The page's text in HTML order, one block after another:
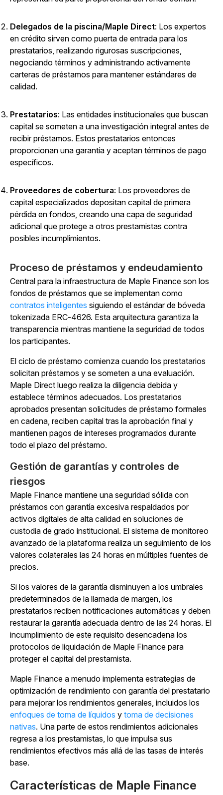
Delegados de la piscina/Maple Direct: Los expertos
en crédito sirven como puerta de entrada para los
prestatarios, realizando rigurosas suscripciones,
negociando términos y administrando activamente
carteras de préstamos para mantener estándares de
calidad.
Prestatarios: Las entidades institucionales que buscan
capital se someten a una investigación integral antes de
recibir préstamos. Estos prestatarios entonces
proporcionan una garantía y aceptan términos de pago
específicos.
Proveedores de cobertura: Los proveedores de
capital especializados depositan capital de primera
pérdida en fondos, creando una capa de seguridad
adicional que protege a otros prestamistas contra
posibles incumplimientos.
Proceso de préstamos y endeudamiento
Central para la infraestructura de Maple Finance son los
fondos de préstamos que se implementan como
contratos inteligentes siguiendo el estándar de bóveda
tokenizada ERC-4626. Esta arquitectura garantiza la
transparencia mientras mantiene la seguridad de todos
los participantes.
El ciclo de préstamo comienza cuando los prestatarios
solicitan préstamos y se someten a una evaluación.
Maple Direct luego realiza la diligencia debida y
establece términos adecuados. Los prestatarios
aprobados presentan solicitudes de préstamo formales
en cadena, reciben capital tras la aprobación final y
mantienen pagos de intereses programados durante
todo el plazo del préstamo.
Gestión de garantías y controles de
riesgos
Maple Finance mantiene una seguridad sólida con
préstamos con garantía excesiva respaldados por
activos digitales de alta calidad en soluciones de
custodia de grado institucional. El sistema de monitoreo
avanzado de la plataforma realiza un seguimiento de los
valores colaterales las 24 horas en múltiples fuentes de
precios.
Si los valores de la garantía disminuyen a los umbrales
predeterminados de la llamada de margen, los
prestatarios reciben notificaciones automáticas y deben
restaurar la garantía adecuada dentro de las 24 horas. El
incumplimiento de este requisito desencadena los
protocolos de liquidación de Maple Finance para
proteger el capital del prestamista.
Maple Finance a menudo implementa estrategias de
optimización de rendimiento con garantía del prestatario
para mejorar los rendimientos generales, incluidos los
enfoques de toma de líquidos y toma de decisiones
nativas. Una parte de estos rendimientos adicionales
regresa a los prestamistas, lo que impulsa sus
rendimientos efectivos más allá de las tasas de interés
base.
Características de Maple Finance